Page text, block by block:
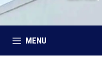
MENU